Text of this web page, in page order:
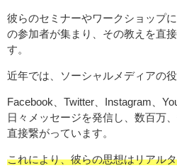
彼らのセミナーやワークショップ
の参加者が集まり、その教えを直
す。
近年では、ソーシャルメディアの
Facebook、Twitter、Instagram、
日々メッセージを発信し、数百万
直接繋がっています。
これにより、彼らの思想はリアル